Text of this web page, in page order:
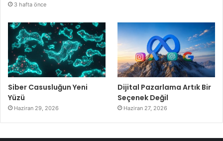
3 hafta önce
Siber Casusluğun Yeni
Yüzü
Haziran 29, 2026
Dijital Pazarlama Artık Bir
Seçenek Değil
Haziran 27, 2026